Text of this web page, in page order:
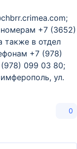
+7 (3652)
также в отдел
+7 (978)
099 03 80;
ул.
0